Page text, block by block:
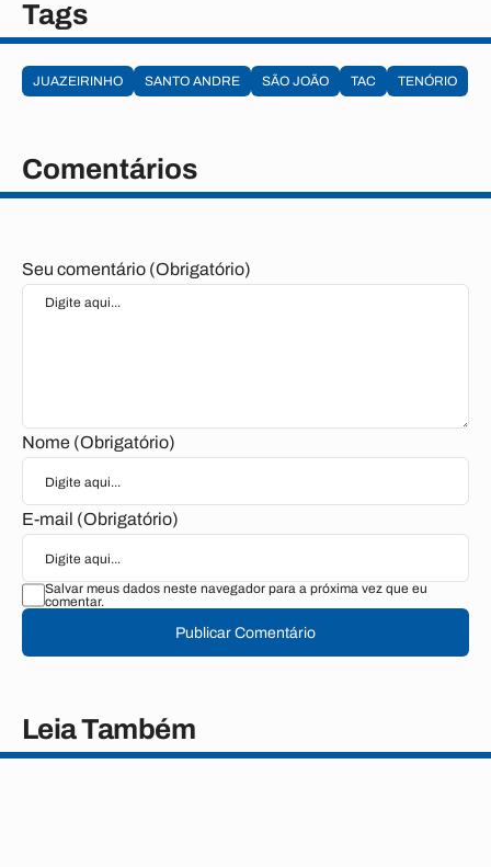
Tags
JUAZEIRINHO SANTO ANDRE SÃO JOÃO TAC TENÓRIO
Comentários
Seu comentário (Obrigatório)
Nome (Obrigatório)
E-mail (Obrigatório)
Salvar meus dados neste navegador para a próxima vez que eu
comentar.
Publicar Comentário
Leia Também